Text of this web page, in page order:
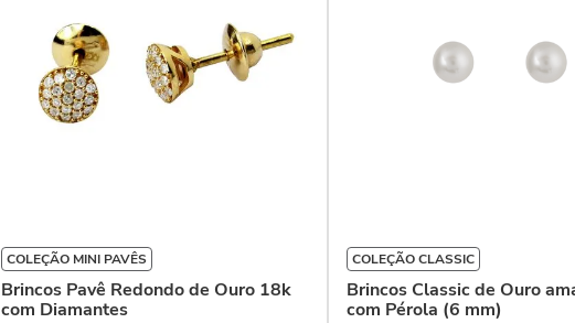
COLEÇÃO MINI PAVÊS
Brincos Pavê Redondo de Ouro 18k
com Diamantes
COLEÇÃO CLASSIC
Brincos Classic de Ouro
com Pérola (6 mm)